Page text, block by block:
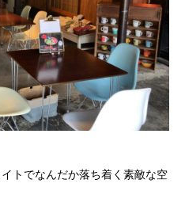
トでなんだか落ち着く素敵な空